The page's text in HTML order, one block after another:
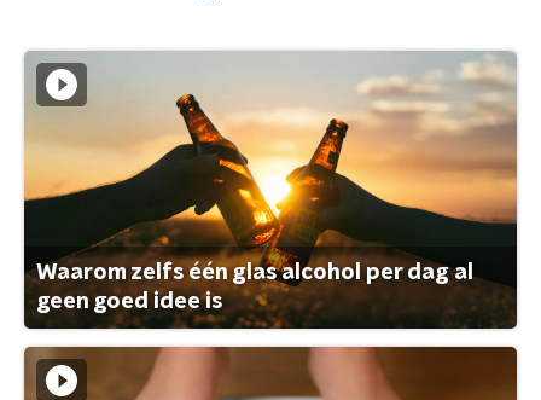
Waarom zelfs één glas alcohol per dag al
geen goed idee is